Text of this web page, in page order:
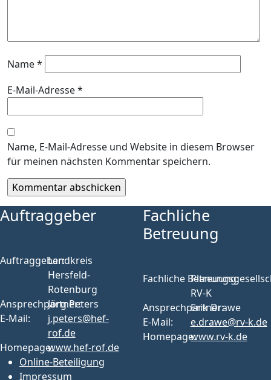
Name*
E-Mail-Adresse*
Name, E-Mail-Adresse und Website in diesem Browser
für meinen nächsten Kommentar speichern.
Auftraggeber
Auftraggeber:Landkreis
Hersfeld-
Rotenburg
Ansprechpartner:
Jörg Peters
E-Mail:
j.peters@hef-
rof.de
Homepage:www.hef-rof.de
Fachliche
Betreuung
Fachliche Betreuung:
RV-K
Ansprechpartner:
Erik Drawe
E-Mail:
e.drawe@rv-k.de
Homepage:www.rv-k.de
Online-Beteiligung
Impressum